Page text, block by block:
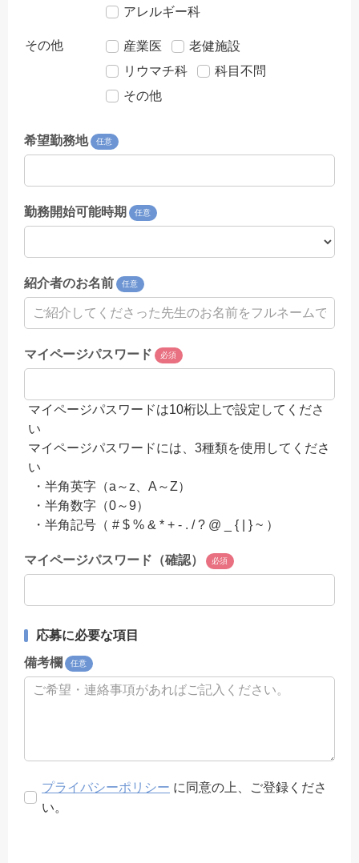
アレルギー科
その他 産業医
老健施設
リウマチ科
科目不問
その他
希望勤務地 任意
勤務開始可能時期 任意
紹介者のお名前 任意
マイページパスワード 必須
マイページパスワードは10桁以上で設定してくださ
い
マイページパスワードには、3種類を使用してくださ
い
・半角英字（a～z、A～Z）
・半角数字（0～9）
・半角記号（ # $ % & * + - . / ? @ _ { | } ~ ）
マイページパスワード（確認） 必須
応募に必要な項目
備考欄
任意
プライバシーポリシー に同意の上、ご登録くださ
い。